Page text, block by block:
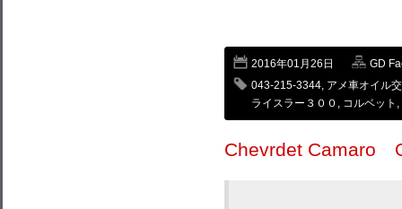
2016年01月26日
GD
043-215-3344, アメ車オイル
ライスラー３００ , コルベット ,
Chevrdet Camaro